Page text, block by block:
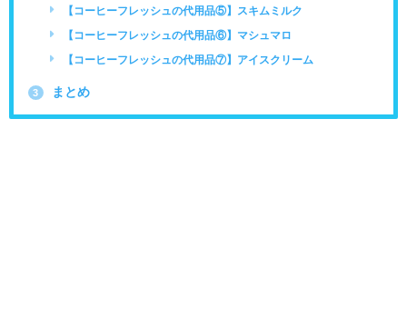
【コーヒーフレッシュの代用品⑤】スキムミルク
【コーヒーフレッシュの代用品⑥】マシュマロ
【コーヒーフレッシュの代用品⑦】アイスクリーム
3 まとめ